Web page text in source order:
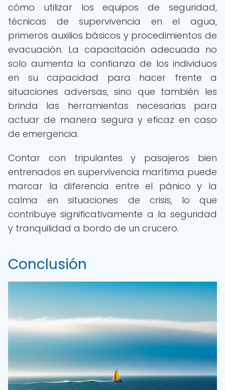
cómo utilizar los equipos de seguridad,
técnicas de supervivencia en el agua,
primeros auxilios básicos y procedimientos de
evacuación. La capacitación adecuada no
solo aumenta la confianza de los individuos
en su capacidad para hacer frente a
situaciones adversas, sino que también les
brinda las herramientas necesarias para
actuar de manera segura y eficaz en caso
de emergencia.
Contar con tripulantes y pasajeros bien
entrenados en supervivencia marítima puede
marcar la diferencia entre el pánico y la
calma en situaciones de crisis, lo que
contribuye significativamente a la seguridad
y tranquilidad a bordo de un crucero.
Conclusión